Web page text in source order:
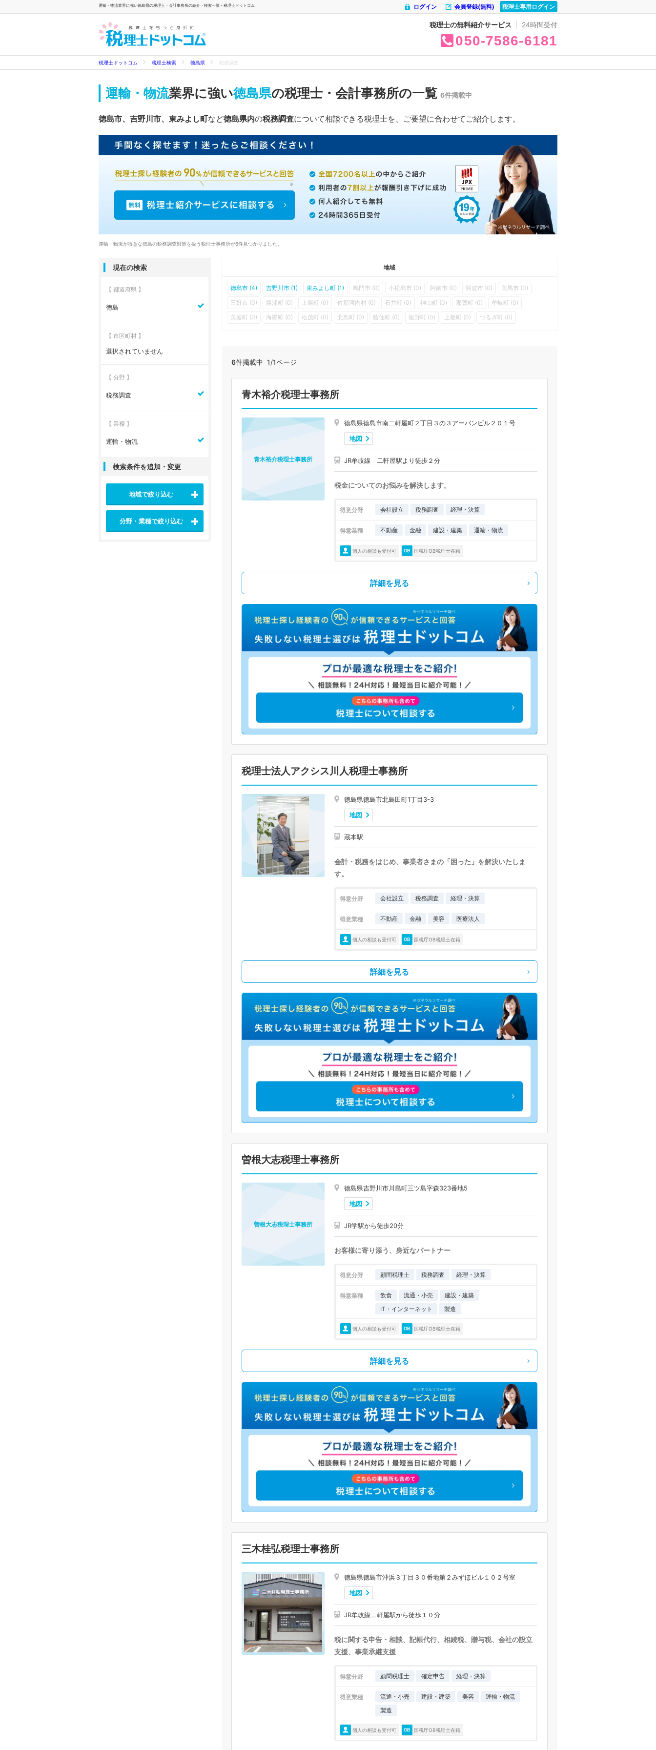
運輸・物流業界に強い徳島県の税理士・会計事務所の紹介・検索一覧 - 税理士ドットコム 税理士専用ログイン
会員登録(無料)
ログイン
税理士の無料紹介サービス 24時間受付
050 7586 6181
税理士ドットコム 税理士検索 徳島県 税務調査
運輸・物流業界に強い徳島県の税理士・会計事務所の一覧 6件掲載中
徳島市、吉野川市、東みよし町など徳島県内の税務調査について相談できる税理士を、ご要望に合わせてご紹介します。
運輸・物流が得意な徳島の税務調査対策を扱う税理士事務所が6件見つかりました。
地域
徳島市 (4) 吉野川市 (1) 東みよし町 (1) 鳴門市 (0) 小松島市 (0) 阿南市 (0) 阿波市 (0)
美馬市 (0)
三好市 (0)
勝浦町 (0) 上勝町 (0) 佐那河内村 (0) 石井町 (0) 神山町 (0) 那賀町 (0)
牟岐町 (0)
美波町 (0)
海陽町 (0) 松茂町 (0) 北島町 (0) 藍住町 (0) 板野町 (0) 上板町 (0) つるぎ町 (0)
6件掲載中 1/1ページ
青木裕介税理士事務所
徳島県徳島市南二軒屋町２丁目３の３アーバンビル２０１号
地図
JR牟岐線 二軒屋駅より徒歩２分
税金についてのお悩みを解決します。
得意分野 会社設立 税務調査 経理・決算
得意業種 不動産 金融 建設・建築 運輸・物流
個人の相談も受付可 国税庁OB税理士在籍
青木裕介税理士事務所
詳細を見る
税理士法人アクシス川人税理士事務所
徳島県徳島市北島田町1丁目3-3
地図
蔵本駅
会計・税務をはじめ、事業者さまの「困った」を解決いたしま
す。
得意分野 会社設立 税務調査 経理・決算
得意業種 不動産 金融 美容 医療法人
個人の相談も受付可 国税庁OB税理士在籍
詳細を見る
曽根大志税理士事務所
徳島県吉野川市川島町三ツ島字森323番地5
地図
JR学駅から徒歩20分
お客様に寄り添う、身近なパートナー
得意分野 顧問税理士 税務調査 経理・決算
得意業種 飲食 流通・小売
建設・建築
IT・インターネット
製造
個人の相談も受付可 国税庁OB税理士在籍
曽根大志税理士事務所
詳細を見る
三木桂弘税理士事務所
徳島県徳島市沖浜３丁目３０番地第２みずほビル１０２号室
地図
JR牟岐線二軒屋駅から徒歩１０分
税に関する申告・相談、記帳代行、相続税、贈与税、会社の設立
支援、事業承継支援
得意分野 顧問税理士 確定申告 経理・決算
得意業種 流通・小売 建設・建築 美容
運輸・物流
製造
個人の相談も受付可 国税庁OB税理士在籍
現在の検索
【 都道府県 】
徳島
【 市区町村 】
選択されていません
【 分野 】
税務調査
【 業種 】
運輸・物流
検索条件を追加・変更
地域で絞り込む
分野・業種で絞り込む